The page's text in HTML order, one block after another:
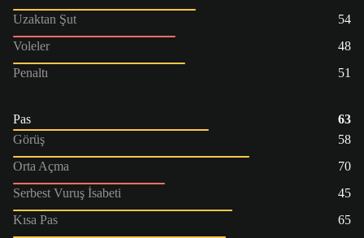
Uzaktan Şut
54
Voleler
48
Penaltı
51
Pas
63
Görüş
58
Orta Açma
70
Serbest Vuruş İsabeti
45
Kısa Pas
65